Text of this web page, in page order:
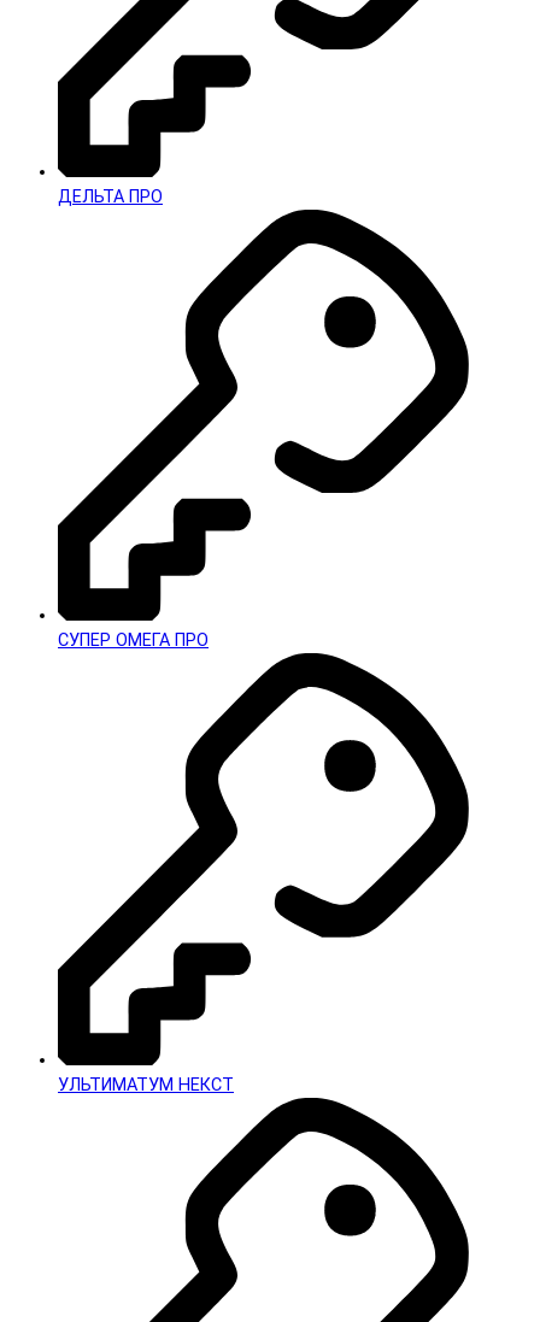
ДЕЛЬТА ПРО
СУПЕР ОМЕГА ПРО
УЛЬТИМАТУМ НЕКСТ